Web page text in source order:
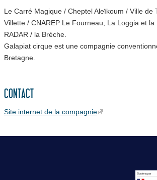
Le Carré Magique / Cheptel Aleïkoum / Ville de
Villette / CNAREP Le Fourneau, La Loggia et
RADAR / la Brèche.
Galapiat cirque est une compagnie
Bretagne.
CONTACT
Site internet de la compagnie